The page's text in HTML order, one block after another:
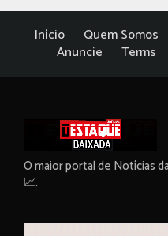
Início Quem Somos
Anuncie
Terms
O maior portal de Notícias
📈.